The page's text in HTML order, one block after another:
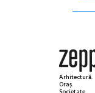
Arhitectură.
Oraș.